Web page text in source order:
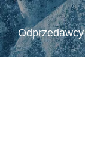
Odprzedawcy